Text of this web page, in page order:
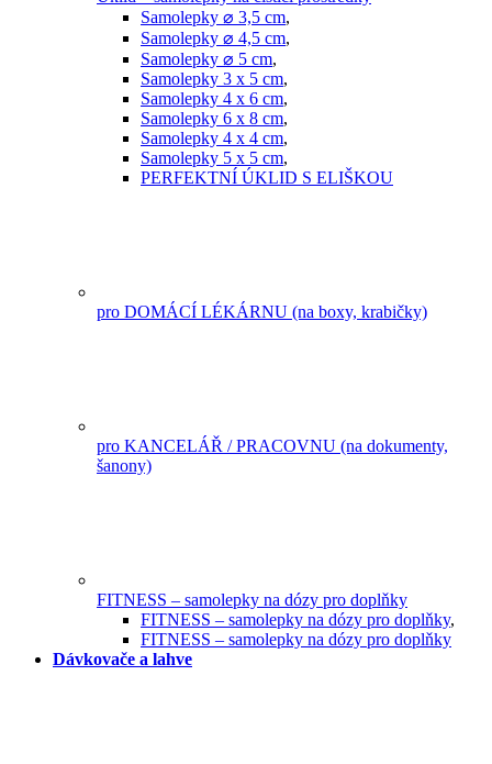
Samolepky ⌀ 3,5 cm,
Samolepky ⌀ 4,5 cm,
Samolepky ⌀ 5 cm,
Samolepky 3 x 5 cm,
Samolepky 4 x 6 cm,
Samolepky 6 x 8 cm,
Samolepky 4 x 4 cm,
Samolepky 5 x 5 cm,
PERFEKTNÍ ÚKLID S ELIŠKOU
pro DOMÁCÍ LÉKÁRNU (na boxy, krabičky)
pro KANCELÁŘ / PRACOVNU (na dokumenty,
šanony)
FITNESS – samolepky na dózy pro doplňky
FITNESS – samolepky na dózy pro doplňky,
FITNESS – samolepky na dózy pro doplňky
Dávkovače a lahve